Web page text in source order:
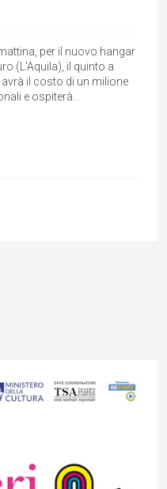
per il nuovo hangar
(L'Aquila), il quinto a
il costo di un milione
e ospiterà...